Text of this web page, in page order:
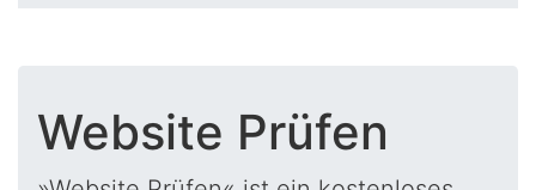
Website Prüfen